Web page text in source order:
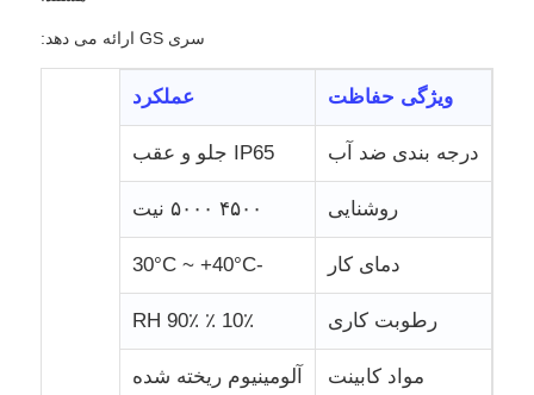
سری GS ارائه می دهد:
ویژگی حفاظت عملکرد
درجه بندی ضد آب IP65 جلو و عقب
روشنایی ۴۵۰۰ ۵۰۰۰ نیت
دمای کار -30°C ~ +40°C
رطوبت کاری 10٪ ٪ 90٪ RH
مواد کابینت آلومینیوم ریخته شده